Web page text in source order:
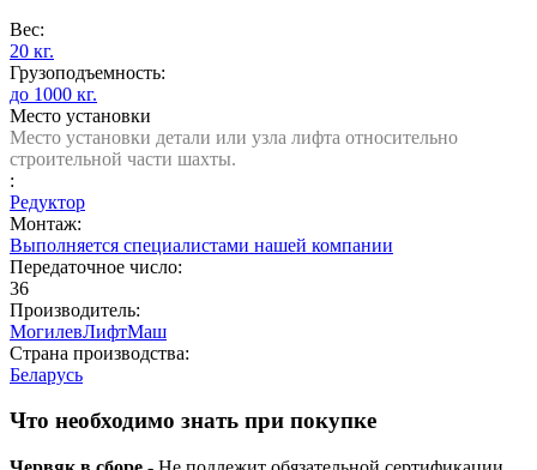
Вес:
20 кг.
Грузоподъемность:
до 1000 кг.
Место установки
Место установки детали или узла лифта относительно
строительной части шахты.
:
Редуктор
Монтаж:
Выполняется специалистами нашей компании
Передаточное число:
36
Производитель:
МогилевЛифтМаш
Страна производства:
Беларусь
Что необходимо знать при покупке